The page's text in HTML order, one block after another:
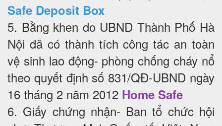
Safe Deposit Box
5. Bằng khen do UBND Thành Phố Hà
Nội đã có thành tích công tác an toàn
vệ sinh lao động- phòng chống cháy nổ
theo quyết định số 831/QĐ-UBND ngày
16 tháng 2 năm 2012 Home Safe
6. Giấy chứng nhận- Ban tổ chức hội